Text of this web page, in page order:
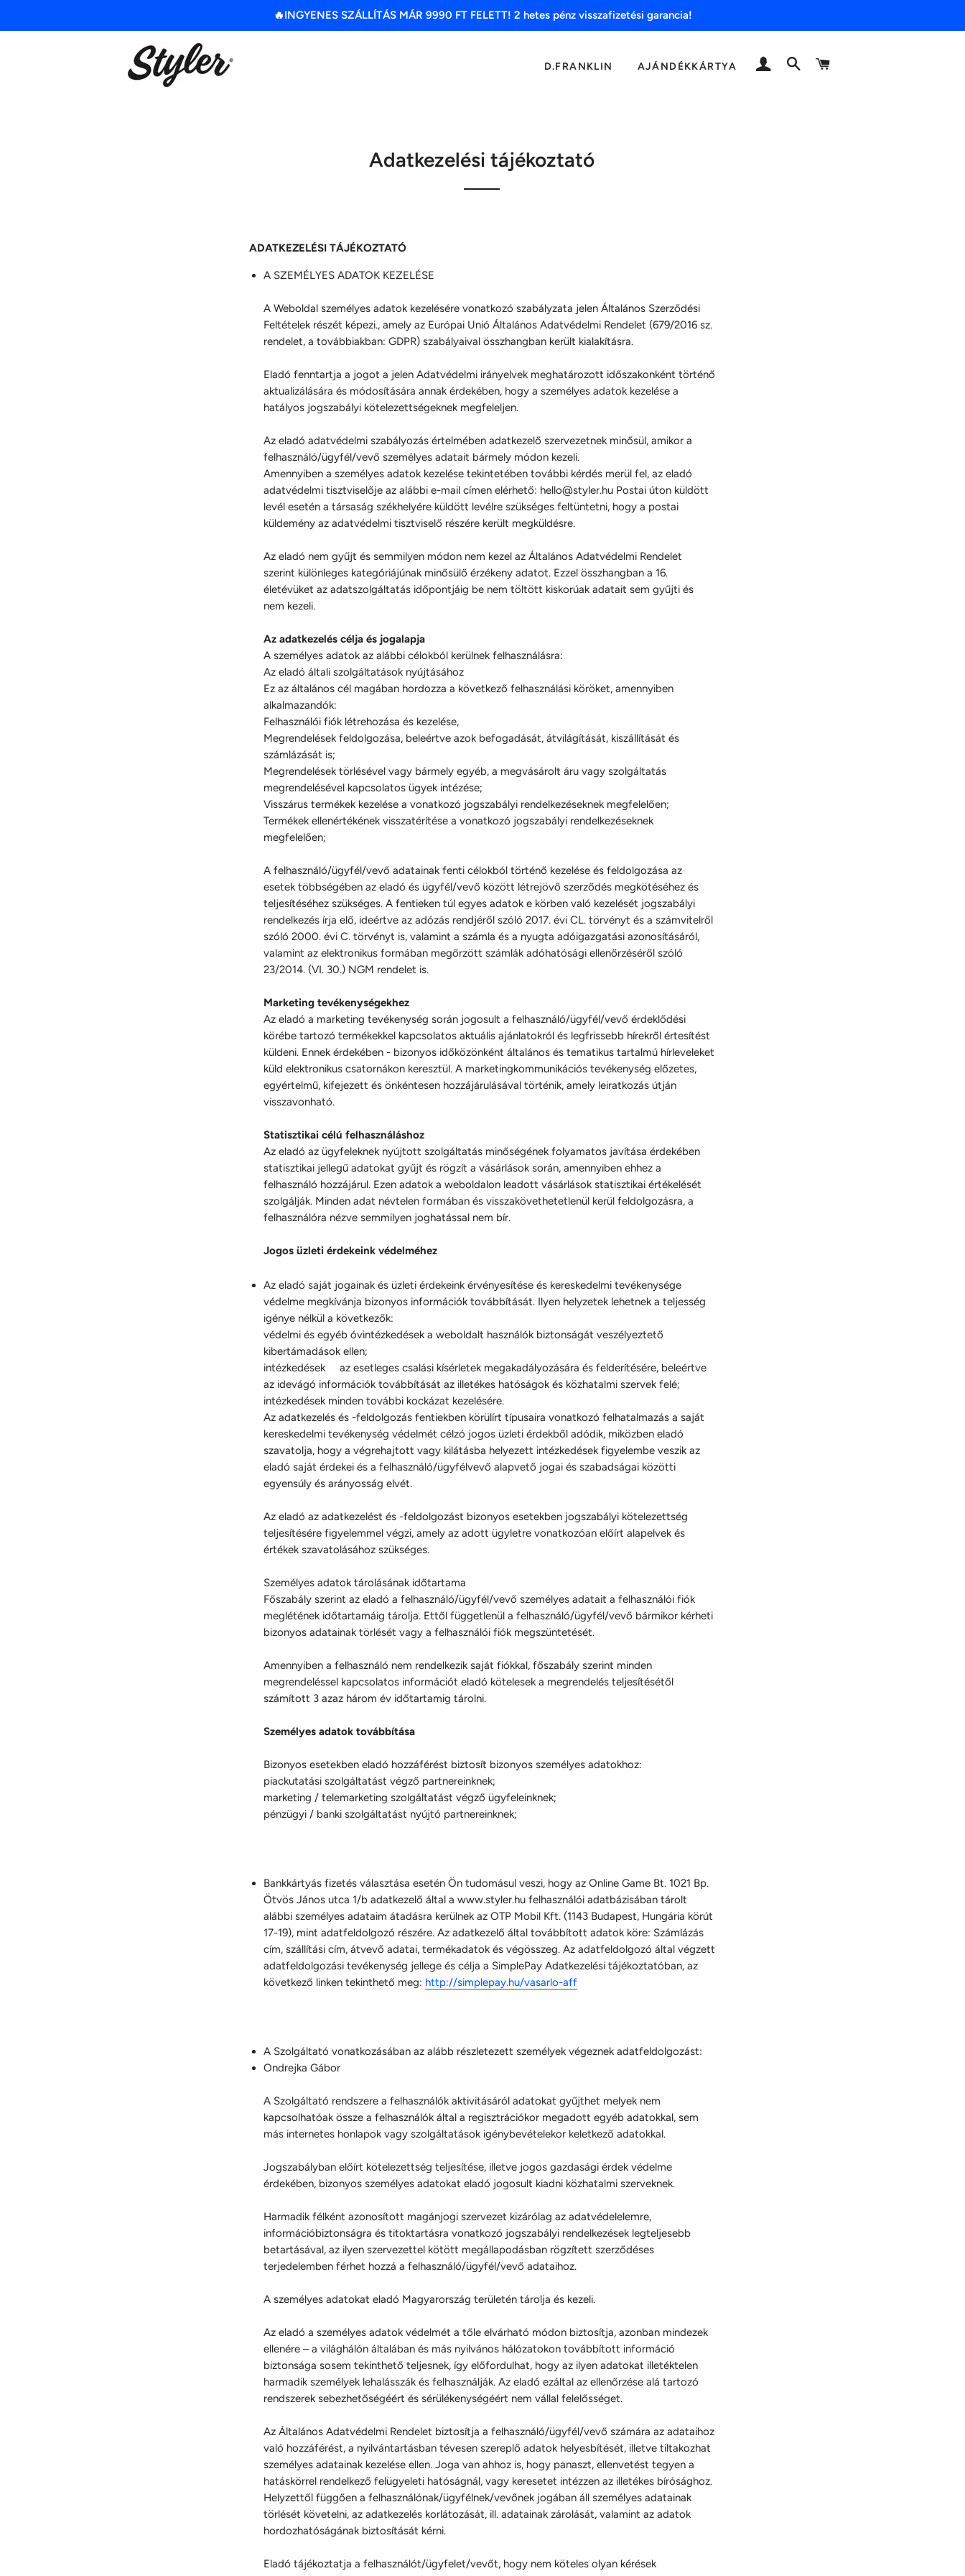
🔥INGYENES SZÁLLÍTÁS MÁR 9990 FT FELETT! 2 hetes pénz visszafizetési garancia!
D.FRANKLIN AJÁNDÉKKÁRTYA BELÉPÉSKERESÉS
Adatkezelési tájékoztató
ADATKEZELÉSI TÁJÉKOZTATÓ
A SZEMÉLYES ADATOK KEZELÉSE
A Weboldal személyes adatok kezelésére vonatkozó szabályzata jelen Általános Szerződési
Feltételek részét képezi., amely az Európai Unió Általános Adatvédelmi Rendelet (679/2016 sz.
rendelet, a továbbiakban: GDPR) szabályaival összhangban került kialakításra.
Eladó fenntartja a jogot a jelen Adatvédelmi irányelvek meghatározott időszakonként történő
aktualizálására és módosítására annak érdekében, hogy a személyes adatok kezelése a
hatályos jogszabályi kötelezettségeknek megfeleljen.
Az eladó adatvédelmi szabályozás értelmében adatkezelő szervezetnek minősül, amikor a
felhasználó/ügyfél/vevő személyes adatait bármely módon kezeli.
Amennyiben a személyes adatok kezelése tekintetében további kérdés merül fel, az eladó
adatvédelmi tisztviselője az alábbi e-mail címen elérhető: hello@styler.hu Postai úton küldött
levél esetén a társaság székhelyére küldött levélre szükséges feltüntetni, hogy a postai
küldemény az adatvédelmi tisztviselő részére került megküldésre.
Az eladó nem gyűjt és semmilyen módon nem kezel az Általános Adatvédelmi Rendelet
szerint különleges kategóriájúnak minősülő érzékeny adatot. Ezzel összhangban a 16.
életévüket az adatszolgáltatás időpontjáig be nem töltött kiskorúak adatait sem gyűjti és
nem kezeli.
Az adatkezelés célja és jogalapja
A személyes adatok az alábbi célokból kerülnek felhasználásra:
Az eladó általi szolgáltatások nyújtásához
Ez az általános cél magában hordozza a következő felhasználási köröket, amennyiben
alkalmazandók:
Felhasználói fiók létrehozása és kezelése,
Megrendelések feldolgozása, beleértve azok befogadását, átvilágítását, kiszállítását és
számlázását is;
Megrendelések törlésével vagy bármely egyéb, a megvásárolt áru vagy szolgáltatás
megrendelésével kapcsolatos ügyek intézése;
Visszárus termékek kezelése a vonatkozó jogszabályi rendelkezéseknek megfelelően;
Termékek ellenértékének visszatérítése a vonatkozó jogszabályi rendelkezéseknek
megfelelően;
A felhasználó/ügyfél/vevő adatainak fenti célokból történő kezelése és feldolgozása az
esetek többségében az eladó és ügyfél/vevő között létrejövő szerződés megkötéséhez és
teljesítéséhez szükséges. A fentieken túl egyes adatok e körben való kezelését jogszabályi
rendelkezés írja elő, ideértve az adózás rendjéről szóló 2017. évi CL. törvényt és a számvitelről
szóló 2000. évi C. törvényt is, valamint a számla és a nyugta adóigazgatási azonosításáról,
valamint az elektronikus formában megőrzött számlák adóhatósági ellenőrzéséről szóló
23/2014. (VI. 30.) NGM rendelet is.
Marketing tevékenységekhez
Az eladó a marketing tevékenység során jogosult a felhasználó/ügyfél/vevő érdeklődési
körébe tartozó termékekkel kapcsolatos aktuális ajánlatokról és legfrissebb hírekről értesítést
küldeni. Ennek érdekében - bizonyos időközönként általános és tematikus tartalmú hírleveleket
küld elektronikus csatornákon keresztül. A marketingkommunikációs tevékenység előzetes,
egyértelmű, kifejezett és önkéntesen hozzájárulásával történik, amely leiratkozás útján
visszavonható.
Statisztikai célú felhasználáshoz
Az eladó az ügyfeleknek nyújtott szolgáltatás minőségének folyamatos javítása érdekében
statisztikai jellegű adatokat gyűjt és rögzít a vásárlások során, amennyiben ehhez a
felhasználó hozzájárul. Ezen adatok a weboldalon leadott vásárlások statisztikai értékelését
szolgálják. Minden adat névtelen formában és visszakövethetetlenül kerül feldolgozásra, a
felhasználóra nézve semmilyen joghatással nem bír.
Jogos üzleti érdekeink védelméhez
Az eladó saját jogainak és üzleti érdekeink érvényesítése és kereskedelmi tevékenysége
védelme megkívánja bizonyos információk továbbítását. Ilyen helyzetek lehetnek a teljesség
igénye nélkül a következők:
védelmi és egyéb óvintézkedések a weboldalt használók biztonságát veszélyeztető
kibertámadások ellen;
intézkedések az esetleges csalási kísérletek megakadályozására és felderítésére, beleértve
az idevágó információk továbbítását az illetékes hatóságok és közhatalmi szervek felé;
intézkedések minden további kockázat kezelésére.
Az adatkezelés és -feldolgozás fentiekben körülírt típusaira vonatkozó felhatalmazás a saját
kereskedelmi tevékenység védelmét célzó jogos üzleti érdekből adódik, miközben eladó
szavatolja, hogy a végrehajtott vagy kilátásba helyezett intézkedések figyelembe veszik az
eladó saját érdekei és a felhasználó/ügyfélvevő alapvető jogai és szabadságai közötti
egyensúly és arányosság elvét.
Az eladó az adatkezelést és -feldolgozást bizonyos esetekben jogszabályi kötelezettség
teljesítésére figyelemmel végzi, amely az adott ügyletre vonatkozóan előírt alapelvek és
értékek szavatolásához szükséges.
Személyes adatok tárolásának időtartama
Főszabály szerint az eladó a felhasználó/ügyfél/vevő személyes adatait a felhasználói fiók
meglétének időtartamáig tárolja. Ettől függetlenül a felhasználó/ügyfél/vevő bármikor kérheti
bizonyos adatainak törlését vagy a felhasználói fiók megszüntetését.
Amennyiben a felhasználó nem rendelkezik saját fiókkal, főszabály szerint minden
megrendeléssel kapcsolatos információt eladó kötelesek a megrendelés teljesítésétől
számított 3 azaz három év időtartamig tárolni.
Személyes adatok továbbítása
Bizonyos esetekben eladó hozzáférést biztosít bizonyos személyes adatokhoz:
piackutatási szolgáltatást végző partnereinknek;
marketing / telemarketing szolgáltatást végző ügyfeleinknek;
pénzügyi / banki szolgáltatást nyújtó partnereinknek;
Bankkártyás fizetés választása esetén Ön tudomásul veszi, hogy az Online Game Bt. 1021 Bp.
Ötvös János utca 1/b adatkezelő által a www.styler.hufelhasználói adatbázisában tárolt
alábbi személyes adataim átadásra kerülnek az OTP Mobil Kft. (1143 Budapest, Hungária körút
17-19), mint adatfeldolgozó részére. Az adatkezelő által továbbított adatok köre: Számlázás
cím, szállítási cím, átvevő adatai, termékadatok és végösszeg. Az adatfeldolgozó által végzett
adatfeldolgozási tevékenység jellege és célja a SimplePay Adatkezelési tájékoztatóban, az
következő linken tekinthető meg: http://simplepay.hu/vasarlo-aff
A Szolgáltató vonatkozásában az alább részletezett személyek végeznek adatfeldolgozást:
Ondrejka Gábor
A Szolgáltató rendszere a felhasználók aktivitásáról adatokat gyűjthet melyek nem
kapcsolhatóak össze a felhasználók által a regisztrációkor megadott egyéb adatokkal, sem
más internetes honlapok vagy szolgáltatások igénybevételekor keletkező adatokkal.
Jogszabályban előírt kötelezettség teljesítése, illetve jogos gazdasági érdek védelme
érdekében, bizonyos személyes adatokat eladó jogosult kiadni közhatalmi szerveknek.
Harmadik félként azonosított magánjogi szervezet kizárólag az adatvédelelemre,
információbiztonságra és titoktartásra vonatkozó jogszabályi rendelkezések legteljesebb
betartásával, az ilyen szervezettel kötött megállapodásban rögzített szerződéses
terjedelemben férhet hozzá a felhasználó/ügyfél/vevő adataihoz.
A személyes adatokat eladó Magyarország területén tárolja és kezeli.
Az eladó a személyes adatok védelmét a tőle elvárható módon biztosítja, azonban mindezek
ellenére – a világhálón általában és más nyilvános hálózatokon továbbított információ
biztonsága sosem tekinthető teljesnek, így előfordulhat, hogy az ilyen adatokat illetéktelen
harmadik személyek lehalásszák és felhasználják. Az eladó ezáltal az ellenőrzése alá tartozó
rendszerek sebezhetőségéért és sérülékenységéért nem vállal felelősséget.
Az Általános Adatvédelmi Rendelet biztosítja a felhasználó/ügyfél/vevő számára az adataihoz
való hozzáférést, a nyilvántartásban tévesen szereplő adatok helyesbítését, illetve tiltakozhat
személyes adatainak kezelése ellen. Joga van ahhoz is, hogy panaszt, ellenvetést tegyen a
hatáskörrel rendelkező felügyeleti hatóságnál, vagy keresetet intézzen az illetékes bírósághoz.
Helyzettől függően a felhasználónak/ügyfélnek/vevőnek jogában áll személyes adatainak
törlését követelni, az adatkezelés korlátozását, ill. adatainak zárolását, valamint az adatok
hordozhatóságának biztosítását kérni.
Eladó tájékoztatja a felhasználót/ügyfelet/vevőt, hogy nem köteles olyan kérések